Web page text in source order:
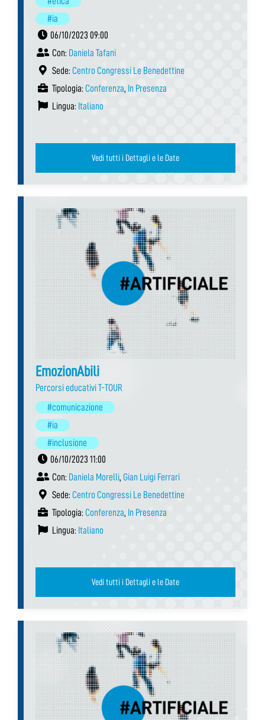
#ia
06/10/2023 09:00
Con: Daniela Tafani
Sede: Centro Congressi Le Benedettine
Tipologia: Conferenza, In Presenza
Lingua: Italiano
Vedi tutti i Dettagli e le Date
EmozionAbili
Percorsi educativi T-TOUR
#comunicazione
#ia
#inclusione
06/10/2023 11:00
Con: Daniela Morelli, Gian Luigi Ferrari
Sede: Centro Congressi Le Benedettine
Tipologia: Conferenza, In Presenza
Lingua: Italiano
Vedi tutti i Dettagli e le Date